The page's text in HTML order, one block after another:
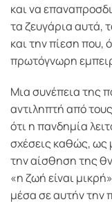
και να
τα ζευγάρια αυτά,
και την πίεση που,
πρωτόγνωρη
Μια συνέπεια της
αντιληπτή από
ότι η πανδημία
σχέσεις καθώς, ως
την αίσθηση της
«η ζωή είναι
μέσα σε αυτήν την